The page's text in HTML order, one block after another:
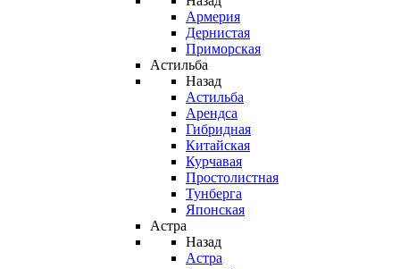
Армерия
Дернистая
Приморская
Астильба
Назад
Астильба
Арендса
Гибридная
Китайская
Курчавая
Простолистная
Тунберга
Японская
Астра
Назад
Астра